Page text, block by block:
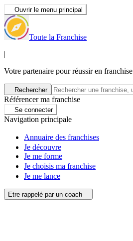
Ouvrir le menu principal
Toute la Franchise
|
Votre partenaire pour réussir en franchise
Rechercher
Référencer ma franchise
Se connecter
Navigation principale
Annuaire des franchises
Je découvre
Je me forme
Je choisis ma franchise
Je me lance
Etre rappelé par un coach